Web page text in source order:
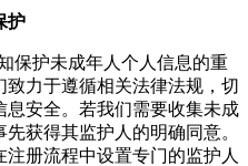
护
保护未成年人个人信息的重
力于遵循相关法律法规，切
安全。若我们需要收集未成
获得其监护人的明确同意。
册流程中设置专门的监护人